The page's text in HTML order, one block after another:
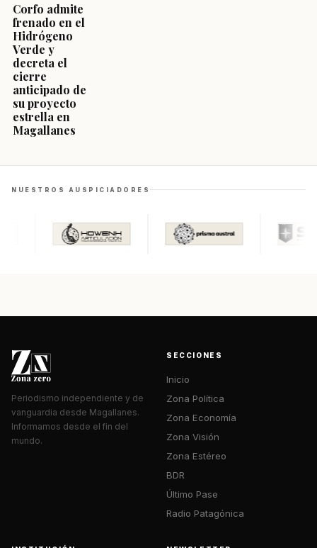
Corfo admite
frenado en el
Hidrógeno
Verde y
decreta el
cierre
anticipado de
su proyecto
estrella en
Magallanes
NUESTROS AUSPICIADORES
Periodismo independiente y de
vanguardia desde Magallanes.
Informamos desde el fin del
mundo.
SECCIONES
Inicio
Zona Política
Zona Economía
Zona Visión
Zona Estéreo
BDR
Último Pase
Radio Patagónica